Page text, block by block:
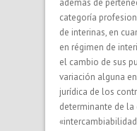
categoría
de interinas, en
en régimen de
el cambio de sus
variación alguna
jurídica de los
determinante de